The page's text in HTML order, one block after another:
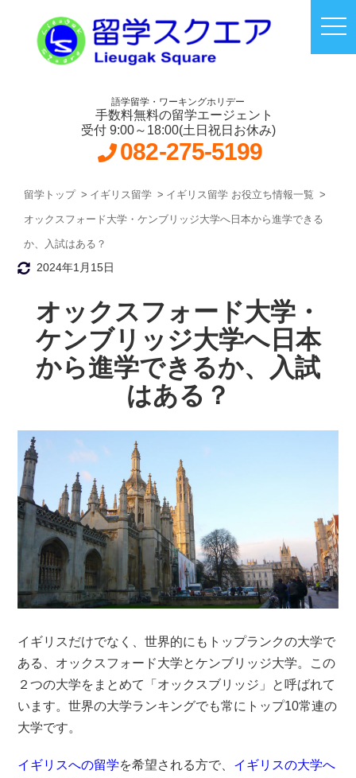
語学留学・ワーキングホリデー
手数料無料の留学エージェント
受付 9:00～18:00(土日祝日お休み)
082-275-5199
留学トップ イギリス留学 イギリス留学 お役立ち情報一覧
オックスフォード大学・ケンブリッジ大学へ日本から進学できる
か、入試はある？
2024年1月15日
オックスフォード大学・
ケンブリッジ大学へ日本
から進学できるか、入試
はある？
イギリスだけでなく、世界的にもトップランクの大学で
ある、オックスフォード大学とケンブリッジ大学。この
２つの大学をまとめて「オックスブリッジ」と呼ばれて
います。世界の大学ランキングでも常にトップ10常連の
大学です。
イギリスへの留学を希望される方で、 イギリスの大学へ